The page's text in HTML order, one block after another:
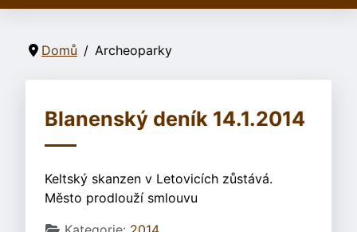
Domů Archeoparky
Blanenský deník 14.1.2014
Keltský skanzen v Letovicích zůstává.
Město prodlouží smlouvu